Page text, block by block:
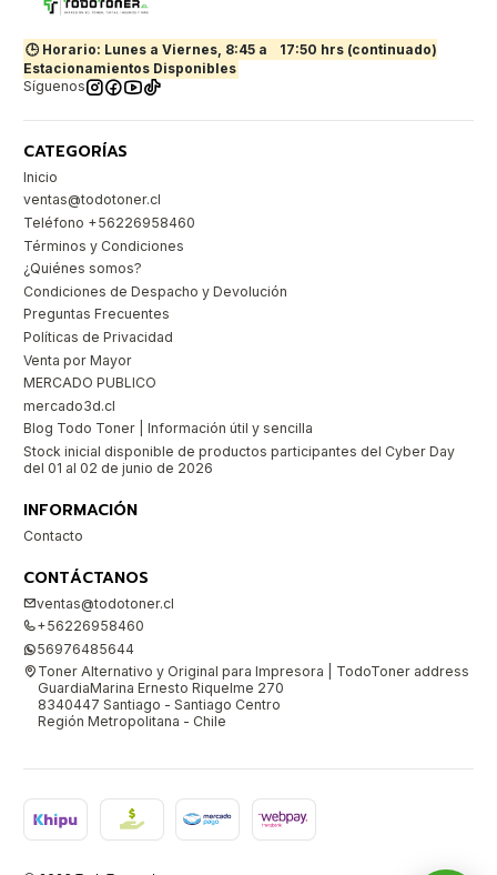
🕒 Horario: Lunes a Viernes, 8:45 a
17:50 hrs (continuado)
Estacionamientos Disponibles
Síguenos
CATEGORÍAS
Inicio
ventas@todotoner.cl
Teléfono +56226958460
Términos y Condiciones
¿Quiénes somos?
Condiciones de Despacho y Devolución
Preguntas Frecuentes
Políticas de Privacidad
Venta por Mayor
MERCADO PUBLICO
mercado3d.cl
Blog Todo Toner | Información útil y sencilla
Stock inicial disponible de productos participantes del Cyber Day
del 01 al 02 de junio de 2026
INFORMACIÓN
Contacto
CONTÁCTANOS
ventas@todotoner.cl
+56226958460
56976485644
Toner Alternativo y Original para Impresora | TodoToner address
GuardiaMarina Ernesto Riquelme 270
8340447 Santiago - Santiago Centro
Región Metropolitana - Chile